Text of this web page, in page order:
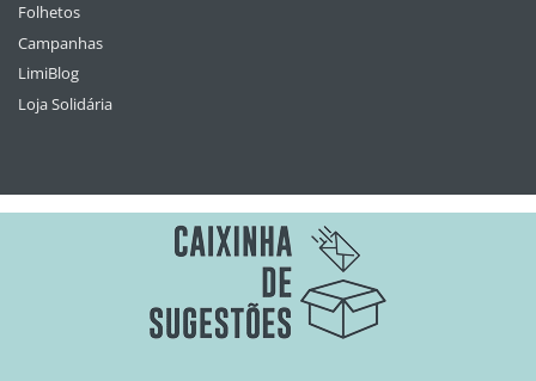
Folhetos
Campanhas
LimiBlog
Loja Solidária